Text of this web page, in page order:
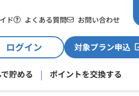
ド よくある質問 お問い合わせ
ログイン 対象プラン申込
貯める ポイントを交換する